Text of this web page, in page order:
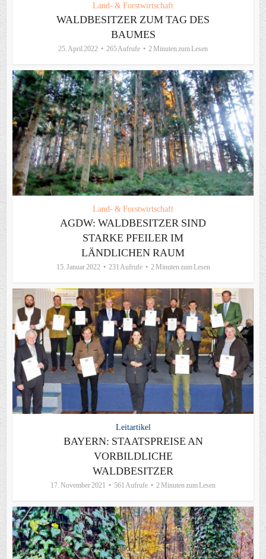
Land- & Forstwirtschaft
WALDBESITZER ZUM TAG DES
BAUMES
25. April 2022 265 Aufrufe 2 Minuten zum Lesen
Land- & Forstwirtschaft
AGDW: WALDBESITZER SIND
STARKE PFEILER IM
LÄNDLICHEN RAUM
15. Januar 2022 231 Aufrufe 2 Minuten zum Lesen
Leitartikel
BAYERN: STAATSPREISE AN
VORBILDLICHE
WALDBESITZER
17. November 2021 561 Aufrufe 2 Minuten zum Lesen